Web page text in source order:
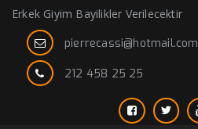
Erkek Giyim Bayilikler Verilecektir
pierrecassi@hotmail.com
212 458 25 25